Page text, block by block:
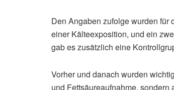
Den Angaben zufolge wurden
einer Kälteexposition, und ein
gab es zusätzlich eine
Vorher und danach wurden
und Fettsäureaufnahme,